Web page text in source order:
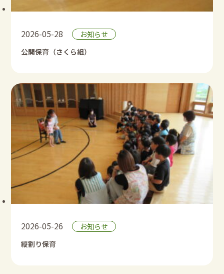
2026-05-28
お知らせ
公開保育（さくら組）
2026-05-26
お知らせ
縦割り保育